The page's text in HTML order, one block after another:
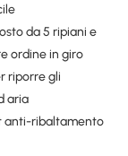
da 5 ripiani e
ordine in giro
riporre gli
aria
anti-ribaltamento